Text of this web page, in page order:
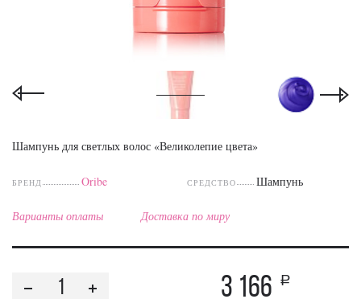
Шампунь для светлых волос «Великолепие цвета»
БРЕНД Oribe СРЕДСТВО Шампунь
Варианты оплаты Доставка по миру
3 166 a